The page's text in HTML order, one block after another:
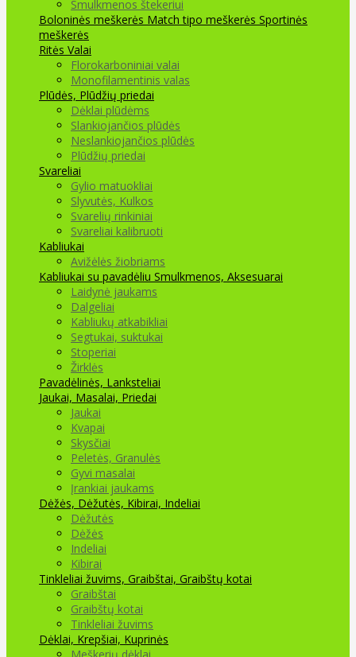
Smulkmenos štekeriui
Boloninės meškerės Match tipo meškerės Sportinės
meškerės
Ritės Valai
Florokarboniniai valai
Monofilamentinis valas
Plūdės, Plūdžių priedai
Dėklai plūdėms
Slankiojančios plūdės
Neslankiojančios plūdės
Plūdžių priedai
Svareliai
Gylio matuokliai
Slyvutės, Kulkos
Svarelių rinkiniai
Svareliai kalibruoti
Kabliukai
Avižėlės žiobriams
Kabliukai su pavadėliu Smulkmenos, Aksesuarai
Laidynė jaukams
Dalgeliai
Kabliukų atkabikliai
Segtukai, suktukai
Stoperiai
Žirklės
Pavadėlinės, Lanksteliai
Jaukai, Masalai, Priedai
Jaukai
Kvapai
Skysčiai
Peletės, Granulės
Gyvi masalai
Įrankiai jaukams
Dėžės, Dėžutės, Kibirai, Indeliai
Dėžutės
Dėžės
Indeliai
Kibirai
Tinkleliai žuvims, Graibštai, Graibštų kotai
Graibštai
Graibštų kotai
Tinkleliai žuvims
Dėklai, Krepšiai, Kuprinės
Meškerių dėklai